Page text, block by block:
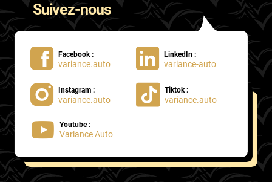
Plymouth
Pontiac
Porsche
Proton
Renault
Rolls
Suivez-nous
Facebook :
variance.auto
LinkedIn :
variance-auto
Instagram :
variance.auto
Tiktok :
variance.auto
Youtube :
Variance Auto